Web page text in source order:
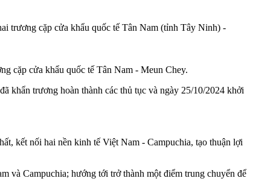
trương cặp cửa khẩu quốc tế Tân Nam (tỉnh Tây Ninh) -
cặp cửa khẩu quốc tế Tân Nam - Meun Chey.
khẩn trương hoàn thành các thủ tục và ngày 25/10/2024 khởi
kết nối hai nền kinh tế Việt Nam - Campuchia, tạo thuận lợi
và Campuchia; hướng tới trở thành một điểm trung chuyển để